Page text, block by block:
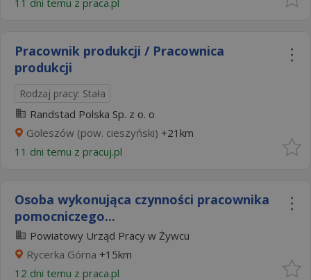
11 dni temu z praca.pl
Pracownik produkcji / Pracownica
produkcji
Rodzaj pracy: Stała
Randstad Polska Sp. z o. o
Goleszów (pow. cieszyński) +21km
11 dni temu z pracuj.pl
Osoba wykonująca czynności pracownika
pomocniczego...
Powiatowy Urząd Pracy w Żywcu
Rycerka Górna +15km
12 dni temu z praca.pl